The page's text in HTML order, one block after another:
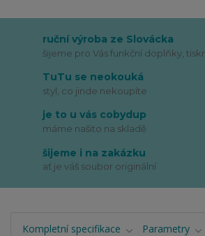
ruční výroba ze Slovácka
šijeme pro Vás funkční doplňky,
TuTu se neokouká
styl, co jinde nekoupíte
je to u vás cobydup
máme našito na skladě
šijeme i na zakázku
ať je váš soubor originální
Kompletní specifikace
Parametry